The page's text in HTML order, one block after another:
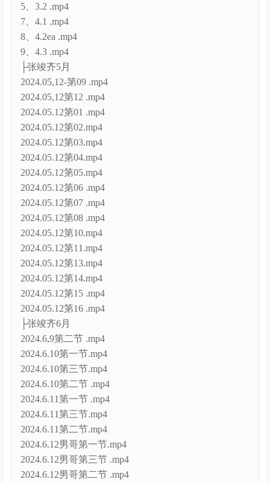
5、3.2 .mp4
7、4.1 .mp4
8、4.2ea .mp4
9、4.3 .mp4
├张竣齐5月
2024.05,12-第09 .mp4
2024.05,12第12 .mp4
2024.05.12第01 .mp4
2024.05.12第02.mp4
2024.05.12第03.mp4
2024.05.12第04.mp4
2024.05.12第05.mp4
2024.05.12第06 .mp4
2024.05.12第07 .mp4
2024.05.12第08 .mp4
2024.05.12第10.mp4
2024.05.12第11.mp4
2024.05.12第13.mp4
2024.05.12第14.mp4
2024.05.12第15 .mp4
2024.05.12第16 .mp4
├张竣齐6月
2024.6,9第二节 .mp4
2024.6.10第一节.mp4
2024.6.10第三节.mp4
2024.6.10第二节 .mp4
2024.6.11第一节 .mp4
2024.6.11第三节.mp4
2024.6.11第二节.mp4
2024.6.12男哥第一节.mp4
2024.6.12男哥第三节 .mp4
2024.6.12男哥第二节 .mp4